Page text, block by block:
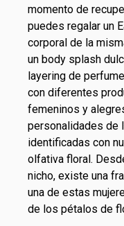
momento de
puedes regalar un
corporal de la
un body splash
layering de
con diferentes
femeninos y
personalidades de
identificadas con
olfativa floral.
nicho, existe una
una de estas
de los pétalos de